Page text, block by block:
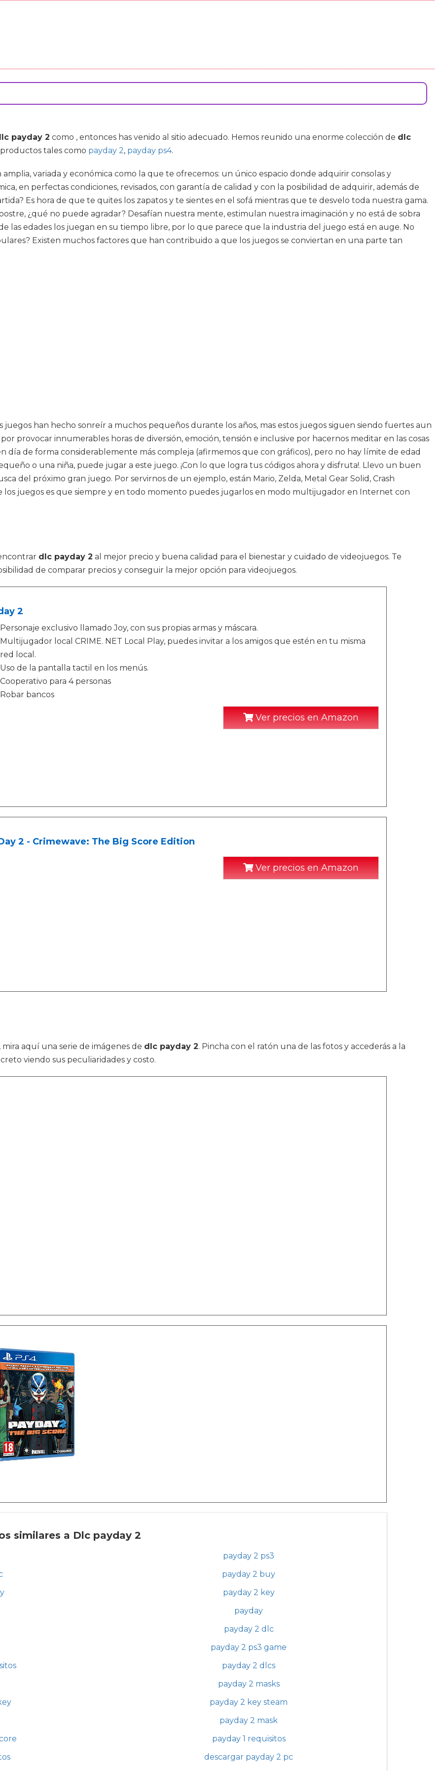
payday 2 como , entonces has venido al sitio adecuado. Hemos reunido una enorme colección de dlc
tales como payday 2, payday ps4.
variada y económica como la que te ofrecemos: un único espacio donde adquirir consolas y
en perfectas condiciones, revisados, con garantía de calidad y con la posibilidad de adquirir, además de
Es hora de que te quites los zapatos y te sientes en el sofá mientras que te desvelo toda nuestra gama.
¿qué no puede agradar? Desafían nuestra mente, estimulan nuestra imaginación y no está de sobra
las edades los juegan en su tiempo libre, por lo que parece que la industria del juego está en auge. No
Existen muchos factores que han contribuido a que los juegos se conviertan en una parte tan
han hecho sonreír a muchos pequeños durante los años, mas estos juegos siguen siendo fuertes aun
provocar innumerables horas de diversión, emoción, tensión e inclusive por hacernos meditar en las cosas
día de forma considerablemente más compleja (afirmemos que con gráficos), pero no hay límite de edad
o una niña, puede jugar a este juego. ¡Con lo que logra tus códigos ahora y disfruta!. Llevo un buen
del próximo gran juego. Por servirnos de un ejemplo, están Mario, Zelda, Metal Gear Solid, Crash
los juegos es que siempre y en todo momento puedes jugarlos en modo multijugador en Internet con
dlc payday 2 al mejor precio y buena calidad para el bienestar y cuidado de videojuegos. Te
de comparar precios y conseguir la mejor opción para videojuegos.
2
Personaje exclusivo llamado Joy, con sus propias armas y máscara.
Multijugador local CRIME. NET Local Play, puedes invitar a los amigos que estén en tu misma
red local.
Uso de la pantalla tactil en los menús.
Cooperativo para 4 personas
Robar bancos
Ver precios en Amazon
2 - Crimewave: The Big Score Edition
Ver precios en Amazon
aquí una serie de imágenes de dlc payday 2. Pincha con el ratón una de las fotos y accederás a la
viendo sus peculiaridades y costo.
similares a Dlc payday 2
payday 2 ps3
payday 2 buy
payday 2 key
payday
payday 2 dlc
payday 2 ps3 game
payday 2 dlcs
payday 2 masks
payday 2 key steam
payday 2 mask
payday 1 requisitos
descargar payday 2 pc